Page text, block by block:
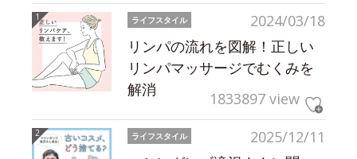
2024/03/18
ライフスタイル
リンパの流れを図解！正しい
リンパマッサージでむくみを
解消
1833897 view
2025/12/11
ライフスタイル